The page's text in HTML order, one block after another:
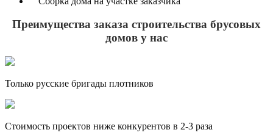
Преимущества заказа строительства брусовых
домов у нас
Только русские бригады плотников
Стоимость проектов ниже конкурентов в 2-3 раза